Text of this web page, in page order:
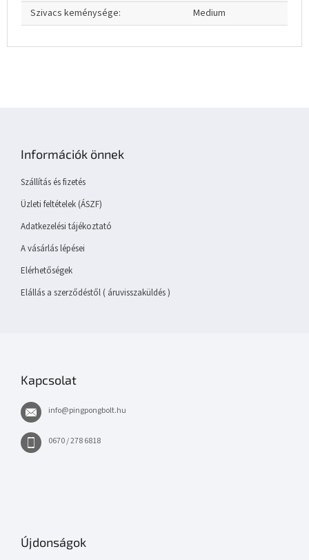
Szivacs keménysége: Medium
Információk önnek
Szállítás és fizetés
Üzleti feltételek (ÁSZF)
Adatkezelési tájékoztató
A vásárlás lépései
Elérhetőségek
Elállás a szerződéstől ( áruvisszaküldés )
Kapcsolat
info@pingpongbolt.hu
0670 / 278 6818
Újdonságok